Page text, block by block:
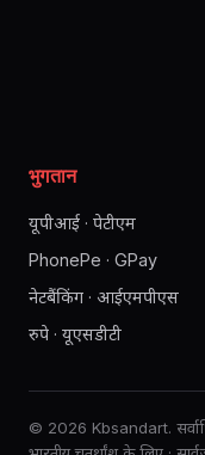
भुगतान
यूपीआई · पेटीएम
PhonePe · GPay
नेटबैंकिंग · आईएमपीएस
रुपे · यूएसडीटी
© 2026 Kbsandart.